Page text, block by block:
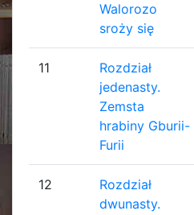
Walorozo
sroży się
11
Rozdział
jedenasty.
Zemsta
hrabiny Gburii-
Furii
12
Rozdział
dwunasty.